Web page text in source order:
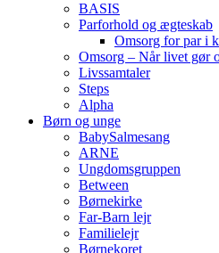
BASIS
Parforhold og ægteskab
Omsorg for par i
Omsorg – Når livet gør
Livssamtaler
Steps
Alpha
Børn og unge
BabySalmesang
ARNE
Ungdomsgruppen
Between
Børnekirke
Far-Barn lejr
Familielejr
Børnekoret